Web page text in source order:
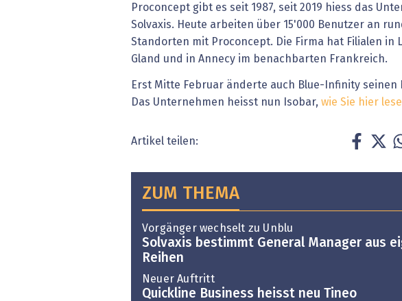
Proconcept gibt es seit 1987, seit 2019 hiess das
Solvaxis. Heute arbeiten über 15'000 Benutzer an
Standorten mit Proconcept. Die Firma hat Filialen in
Gland und in Annecy im benachbarten Frankreich.
Erst Mitte Februar änderte auch Blue-Infinity seinen
Das Unternehmen heisst nun Isobar, wie Sie hier
Artikel teilen:
ZUM THEMA
Vorgänger wechselt zu Unblu
Solvaxis bestimmt General Manager aus
Reihen
Neuer Auftritt
Quickline Business heisst neu Tineo